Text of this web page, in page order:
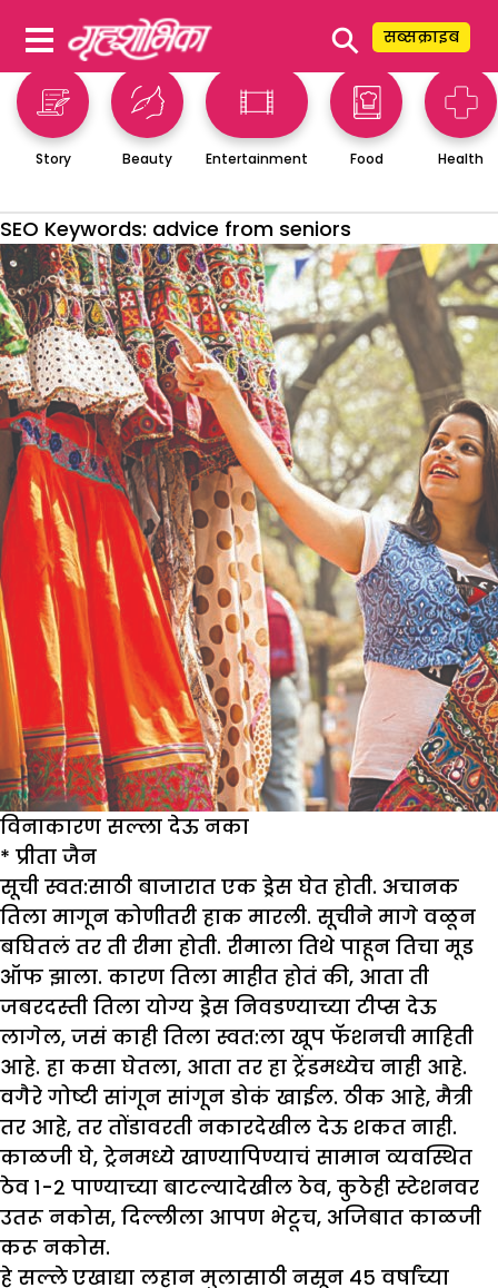
⚲ सब्सक्राइब
Story Beauty Entertainment Food Health
SEO Keywords: advice from seniors
विनाकारण सल्ला देऊ नका
* प्रीता जैन
सूची स्वत:साठी बाजारात एक ड्रेस घेत होती. अचानक
तिला मागून कोणीतरी हाक मारली. सूचीने मागे वळून
बघितलं तर ती रीमा होती. रीमाला तिथे पाहून तिचा मूड
ऑफ झाला. कारण तिला माहीत होतं की, आता ती
जबरदस्ती तिला योग्य ड्रेस निवडण्याच्या टीप्स देऊ
लागेल, जसं काही तिला स्वत:ला खूप फॅशनची माहिती
आहे. हा कसा घेतला, आता तर हा ट्रेंडमध्येच नाही आहे.
वगैरे गोष्टी सांगून सांगून डोकं खाईल. ठीक आहे, मैत्री
तर आहे, तर तोंडावरती नकारदेखील देऊ शकत नाही.
काळजी घे, ट्रेनमध्ये खाण्यापिण्याचं सामान व्यवस्थित
ठेव १-२ पाण्याच्या बाटल्यादेखील ठेव, कुठेही स्टेशनवर
उतरू नकोस, दिल्लीला आपण भेटूच, अजिबात काळजी
करू नकोस.
हे सल्ले एखाद्या लहान मुलासाठी नसून ४५ वर्षांच्या